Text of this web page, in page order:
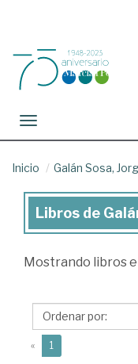
Toggle navigation
Inicio Galán Sosa,
Libros
Galán
Jorge
Libros de
Mostrando libros
« 1